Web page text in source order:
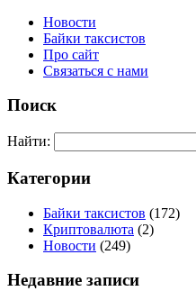
Новости
Байки таксистов
Про сайт
Связаться с нами
Поиск
Найти:
Категории
Байки таксистов (172)
Криптовалюта (2)
Новости (249)
Недавние записи